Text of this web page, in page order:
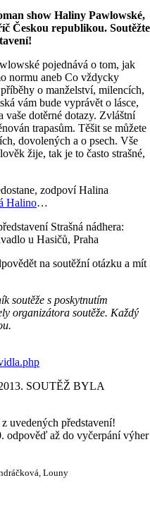
show Haliny Pawlowské,
Českou republikou. Soutěžte
pojednává o tom, jak
normu aneb Co vždycky
o manželství, milencích,
vám bude vyprávět o lásce,
vaše dotěrné dotazy. Zvláštní
trapasům. Těšit se můžete
dovolených a o psech. Vše
žije, tak je to často strašné,
zodpoví Halina
Halino…
Strašná nádhera:
u Hasičů, Praha
na soutěžní otázku a mít
soutěže s poskytnutím
organizátora soutěže. Každý
SOUTĚŽ BYLA
uvedených představení!
odpověď až do vyčerpání výher
Louny